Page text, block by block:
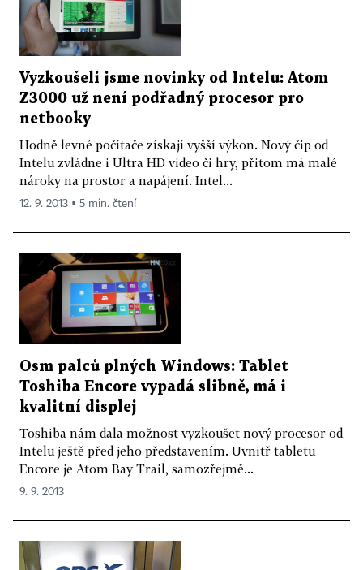
Vyzkoušeli jsme novinky od Intelu: Atom
Z3000 už není podřadný procesor pro
netbooky
Hodně levné počítače získají vyšší výkon. Nový čip od
Intelu zvládne i Ultra HD video či hry, přitom má malé
nároky na prostor a napájení. Intel...
12. 9. 2013 ▪ 5 min. čtení
Osm palců plných Windows: Tablet
Toshiba Encore vypadá slibně, má i
kvalitní displej
Toshiba nám dala možnost vyzkoušet nový procesor od
Intelu ještě před jeho představením. Uvnitř tabletu
Encore je Atom Bay Trail, samozřejmě...
9. 9. 2013